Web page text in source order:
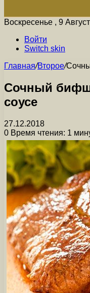
Воскресенье , 9
Войти
Switch skin
Главная/Второе/
Сочный
соусе
27.12.2018
0 Время чтения: 1